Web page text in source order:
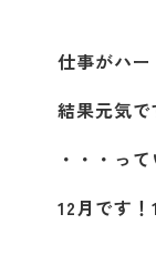
仕事がハー
結果元気で
・・・っ
12月です